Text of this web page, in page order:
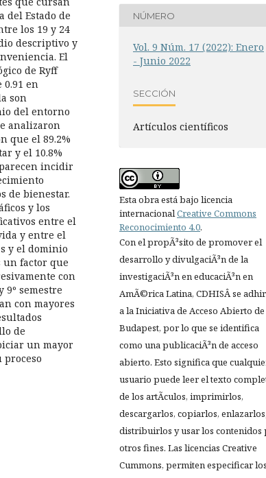
Estado de
los 19 y 24
descriptivo y
El
de Ryff
en
son
del entorno
analizaron
que el 89.2%
y el 10.8%
incidir
de bienestar.
y los
entre el
y entre el
y el dominio
un factor que
con
9º semestre
con mayores
de
un mayor
proceso
NÚMERO
Vol. 9 Núm. 17 (2022): Enero
- Junio 2022
SECCIÓN
Artí­culos científicos
Esta obra está bajo licencia
internacionalCreative Commons
Reconocimiento 4.0.
Con el propÃ³sito de promover el
desarrollo y divulgaciÃ³n de la
investigaciÃ³n en educaciÃ³n en
AmÃ©rica Latina, CDHISÂ se
a la Iniciativa de Acceso Abierto de
Budapest, por lo que se identifica
como una publicaciÃ³n de acceso
abierto. Esto significa que
usuario puede leer el texto
de los artÃ­culos, imprimirlos,
descargarlos, copiarlos,
distribuirlos y usar los contenidos
otros fines. Las licencias Creative
Cummons, permiten especificar